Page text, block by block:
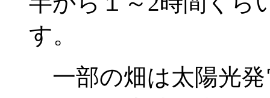
す。
一部の畑は太陽光